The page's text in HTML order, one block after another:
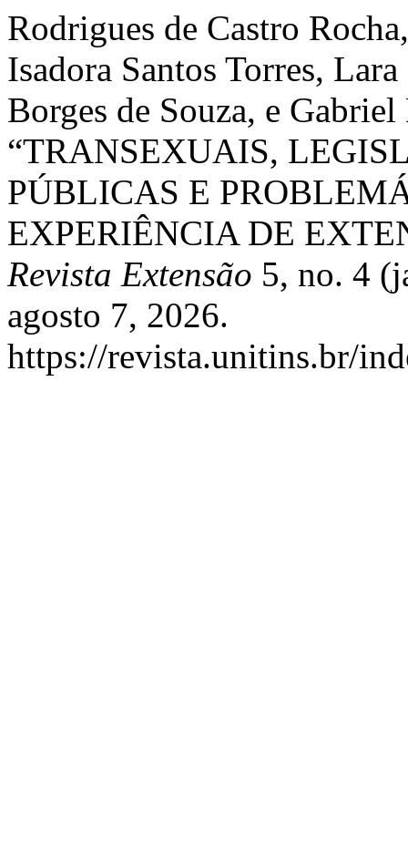
Rodrigues de Castro
Isadora Santos Torres,
Borges de Souza, e
“TRANSEXUAIS,
PÚBLICAS E
EXPERIÊNCIA DE
Revista Extensão 5, no. 4
agosto 7, 2026.
https://revista.unitins.br/